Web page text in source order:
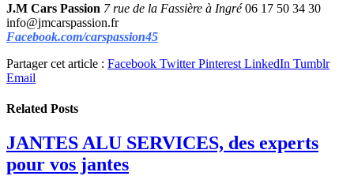
J.M Cars Passion 7 rue de la Fassière à Ingré06 17 50 34 30
info@jmcarspassion.fr
Facebook.com/carspassion45
Partager cet article : Facebook Twitter Pinterest LinkedIn Tumblr
Email
Related Posts
JANTES ALU SERVICES, des experts
pour vos jantes